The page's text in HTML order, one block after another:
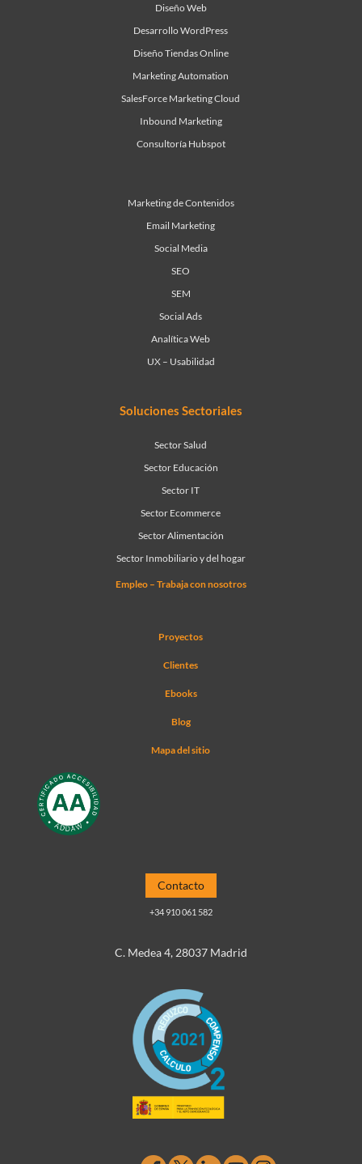
Diseño Web
Desarrollo WordPress
Diseño Tiendas Online
Marketing Automation
SalesForce Marketing Cloud
Inbound Marketing
Consultoría Hubspot
Marketing de Contenidos
Email Marketing
Social Media
SEO
SEM
Social Ads
Analítica Web
UX – Usabilidad
Soluciones Sectoriales
Sector Salud
Sector Educación
Sector IT
Sector Ecommerce
Sector Alimentación
Sector Inmobiliario y del hogar
Empleo – Trabaja con nosotros
Proyectos
Clientes
Ebooks
Blog
Mapa del sitio
Contacto
+34 910 061 582
C. Medea 4, 28037 Madrid